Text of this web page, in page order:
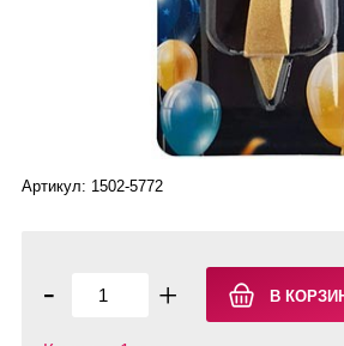
Артикул: 1502-5772
- +